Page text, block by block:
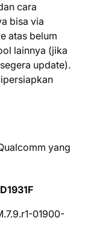
cara
bisa via
atas belum
lainnya (jika
update).
yang
01900-